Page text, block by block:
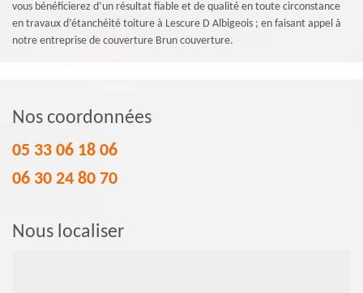
vous bénéficierez d’un résultat fiable et de qualité en toute circonstance
en travaux d’étanchéité toiture à Lescure D Albigeois ; en faisant appel à
notre entreprise de couverture Brun couverture.
Nos coordonnées
05 33 06 18 06
06 30 24 80 70
Nous localiser